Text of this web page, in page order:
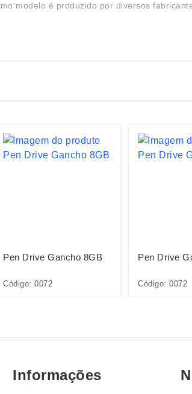
modelo é produzido por diversos
Pen Drive Gancho 8GB
Código: 0072
Pen Drive
Código: 0072
Informações